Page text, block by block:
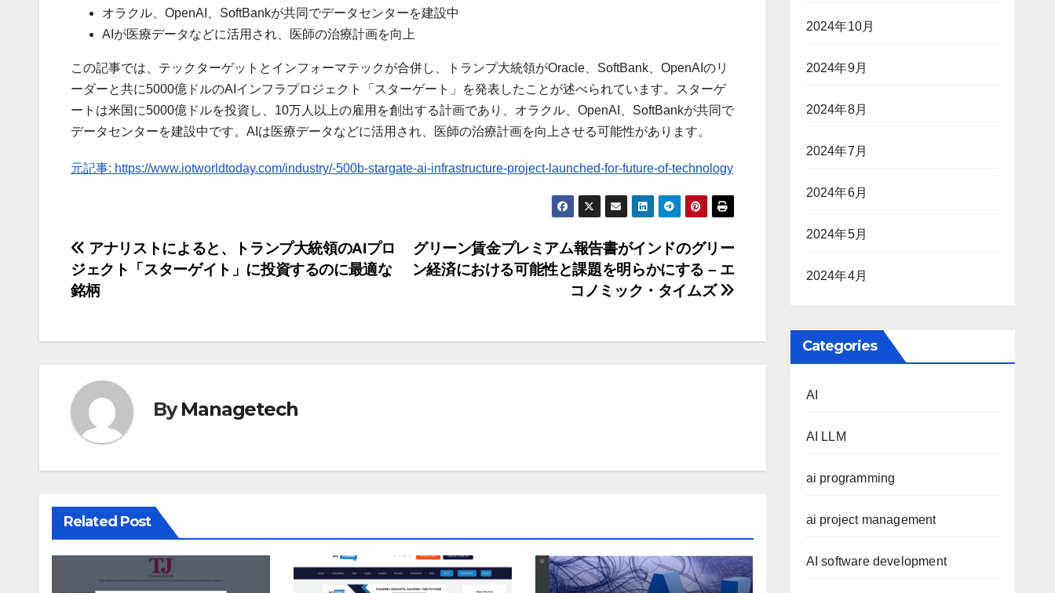
オラクル、OpenAI、SoftBankが共同でデータセンターを建設中
AIが医療データなどに活用され、医師の治療計画を向上
この記事では、テックターゲットとインフォーマテックが合併し、トランプ大統領がOracle、SoftBank、OpenAIのリ
ーダーと共に5000億ドルのAIインフラプロジェクト「スターゲート」を発表したことが述べられています。スターゲ
ートは米国に5000億ドルを投資し、10万人以上の雇用を創出する計画であり、オラクル、OpenAI、SoftBankが共同で
データセンターを建設中です。AIは医療データなどに活用され、医師の治療計画を向上させる可能性があります。
元記事: https://www.iotworldtoday.com/industry/-500b-stargate-ai-infrastructure-project-launched-for-future-of-technology
投
稿
ビ
ゲ
ー
シ
ョ
ン
グリーン賃金プレミアム報告書がインドのグリー
ン経済における可能性と課題を明らかにする – エ
コノミック・タイムズ
アナリストによると、トランプ大統領のAIプロ
ジェクト「スターゲイト」に投資するのに最適な
銘柄
ByManagetech
Related Post
2024年10月
2024年9月
2024年8月
2024年7月
2024年6月
2024年5月
2024年4月
Categories
AI
AI LLM
ai programming
ai project management
AI software development